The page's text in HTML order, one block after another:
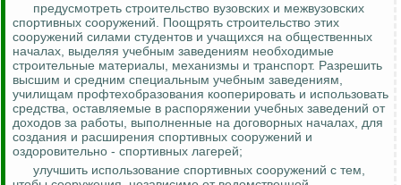
предусмотреть строительство вузовских и межвузовских
спортивных сооружений. Поощрять строительство этих
сооружений силами студентов и учащихся на общественных
началах, выделяя учебным заведениям необходимые
строительные материалы, механизмы и транспорт. Разрешить
высшим и средним специальным учебным заведениям,
училищам профтехобразования кооперировать и использовать
средства, оставляемые в распоряжении учебных заведений от
доходов за работы, выполненные на договорных началах, для
создания и расширения спортивных сооружений и
оздоровительно - спортивных лагерей;
улучшить использование спортивных сооружений с тем,